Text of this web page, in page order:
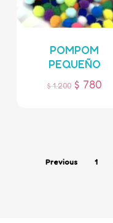
POMPOM
PEQUEÑO
$1.200 $ 780
Previous 1